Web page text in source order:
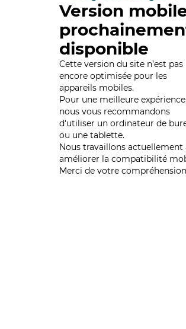
Version
disponible
Cette version du site n’est pas
encore optimisée pour les
appareils mobiles.
Pour une meilleure
nous vous recommandons
d'utiliser un ordinateur de
ou une tablette.
Nous travaillons actuellement
améliorer la compatibilité
Merci de votre